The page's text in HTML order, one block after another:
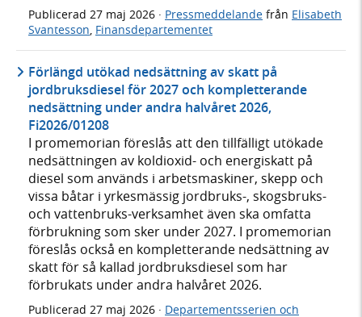
Publicerad 27 maj 2026 · Pressmeddelande från Elisabeth
Svantesson, Finansdepartementet
Förlängd utökad nedsättning av skatt på
jordbruksdiesel för 2027 och kompletterande
nedsättning under andra halvåret 2026,
Fi2026/01208
I promemorian föreslås att den tillfälligt utökade
nedsättningen av koldioxid- och energiskatt på
diesel som används i arbetsmaskiner, skepp och
vissa båtar i yrkesmässig jordbruks-, skogsbruks-
och vattenbruks-verksamhet även ska omfatta
förbrukning som sker under 2027. I promemorian
föreslås också en kompletterande nedsättning av
skatt för så kallad jordbruksdiesel som har
förbrukats under andra halvåret 2026.
Publicerad 27 maj 2026 · Departementsserien och